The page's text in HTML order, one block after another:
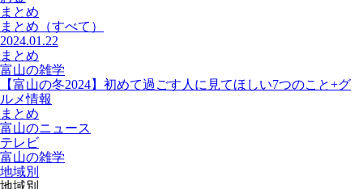
まとめ
まとめ （すべて）
2024.01.22
まとめ
富山の雑学
【富山の冬2024】初めて過ごす人に見てほしい7つのこと+グ
ルメ情報
まとめ
富山のニュース
テレビ
富山の雑学
地域別
地域別